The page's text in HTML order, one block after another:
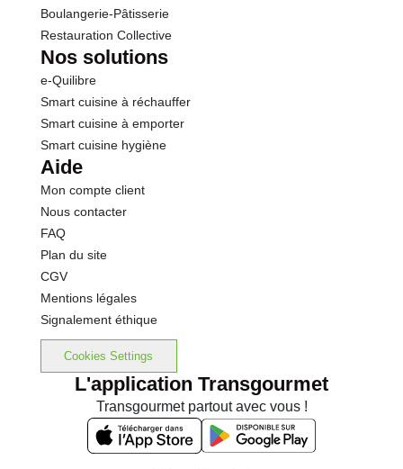
Boulangerie-Pâtisserie
Restauration Collective
Nos solutions
e-Quilibre
Smart cuisine à réchauffer
Smart cuisine à emporter
Smart cuisine hygiène
Aide
Mon compte client
Nous contacter
FAQ
Plan du site
CGV
Mentions légales
Signalement éthique
Cookies Settings
L'application Transgourmet
Transgourmet partout avec vous !